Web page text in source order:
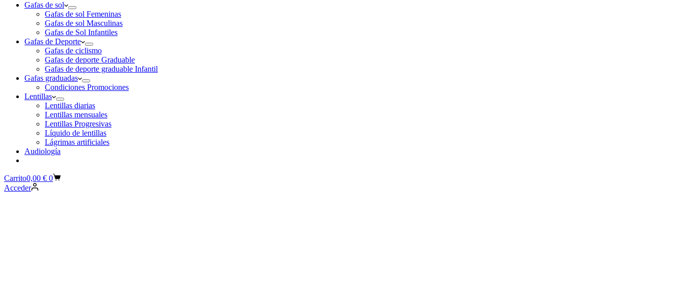
Gafas de sol
Gafas de sol Femeninas
Gafas de sol Masculinas
Gafas de Sol Infantiles
Gafas de Deporte
Gafas de ciclismo
Gafas de deporte Graduable
Gafas de deporte graduable Infantil
Gafas graduadas
Condiciones Promociones
Lentillas
Lentillas diarias
Lentillas mensuales
Lentillas Progresivas
Líquido de lentillas
Lágrimas artificiales
Audiología
Carrito0,00 € 0
Acceder